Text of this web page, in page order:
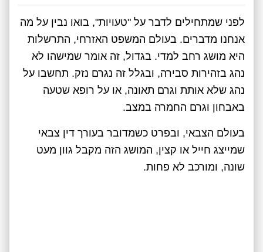
לפני שמתחילים לדבר על "טעויות", בואו נבין על מה
אנחנו מדברים. בעולם המשפט האזרחי, התרשלות
היא מושג רחב למדי. בגדול, זה אומר שמישהו לא
נהג בזהירות סבירה, ובגלל זה נגרם נזק. תחשבו על
נהג שלא אותת וגרם תאונה, או על רופא שטעה
באבחון וגרם החמרה במצב.
בעולם הצבאי, ובפרט כשמדובר בעורך דין צבאי
שמייצג חייל או קצין, המושג הזה מקבל גוון מעט
שונה, ומורכב לא פחות.